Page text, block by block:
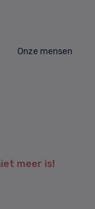
Onze mensen
meer is!